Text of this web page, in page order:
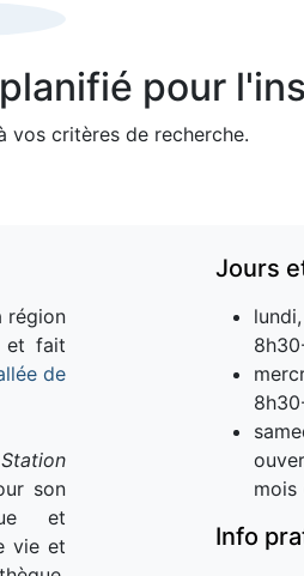
pour
vos critères de recherche.
région
et fait
de
Station
son
et
vie et
Jours
mois
Info